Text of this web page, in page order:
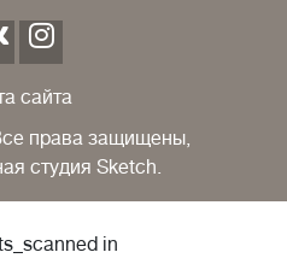
сайта
права защищены,
студия Sketch.
in